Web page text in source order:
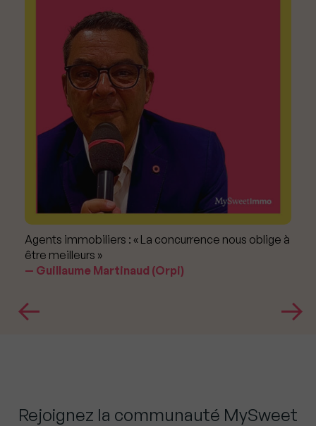
Agents immobiliers : « La concurrence nous oblige à
être meilleurs »
Guillaume Martinaud (Orpi)
Rejoignez la communauté MySweet